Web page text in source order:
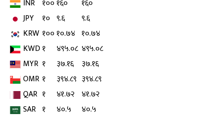
INR १००१६०
१६०
JPY
१० ९.६
९.६
KRW १००१०.७४ १०.७४
KWD१ ४९५.०८ ४९५.०८
MYR १ ३७.१६
३७.१६
OMR १ ३९४.८९ ३९४.८९
QAR १ ४१.७२ ४१.७२
SAR १ ४०.५
४०.५